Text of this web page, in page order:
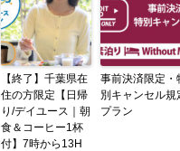
【終了】千葉県在
住の方限定【日帰
り/デイユース｜朝
食＆コーヒー1杯
付】7時から13H
事前決済限定・
別キャンセル規
プラン